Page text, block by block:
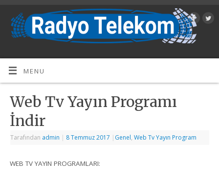
MENU
Web Tv Yayın Programı
İndir
Tarafından admin | 8 Temmuz 2017 | Genel,Web Tv Yayın Program
WEB TV YAYIN PROGRAMLARI: